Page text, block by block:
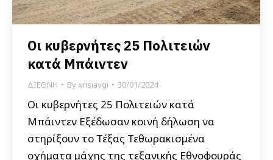
Οι κυβερνήτες 25 Πολιτειών
κατά Μπάιντεν
ΔΙΕΘΝΗ Byxrisiavgi 30/01/2024
Οι κυβερνήτες 25 Πολιτειών κατά
Μπάιντεν Εξέδωσαν κοινή δήλωση να
στηρίξουν το Τέξας Τεθωρακισμένα
οχήματα μάχης της τεξανικής Εθνοφουράς